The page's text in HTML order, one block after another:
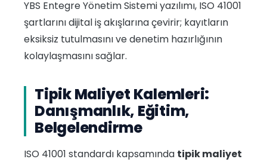
YBS Entegre Yönetim Sistemi yazılımı, ISO 41001
şartlarını dijital iş akışlarına çevirir; kayıtların
eksiksiz tutulmasını ve denetim hazırlığının
kolaylaşmasını sağlar.
Tipik Maliyet Kalemleri:
Danışmanlık, Eğitim,
Belgelendirme
ISO 41001 standardı kapsamında tipik maliyet